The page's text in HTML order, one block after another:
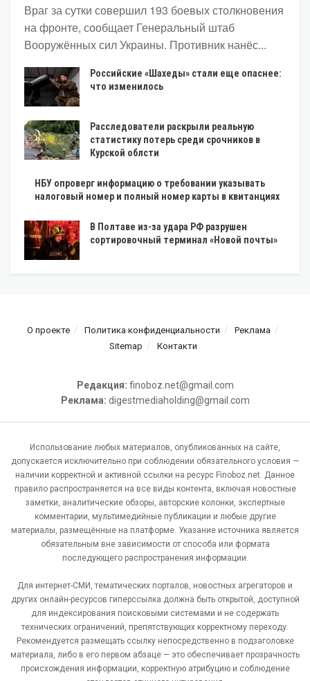
Враг за сутки совершил 193 боевых столкновения
на фронте, сообщает Генеральный штаб
Вооружённых сил Украины. Противник нанёс...
Российские «Шахеды» стали еще опаснее:
что изменилось
Расследователи раскрыли реальную
статистику потерь среди срочников в
Курской облсти
НБУ опроверг информацию о требовании указывать
налоговый номер и полный номер карты в квитанциях
В Полтаве из-за удара РФ разрушен
сортировочный терминал «Новой почты»
О проекте Политика конфиденциальности
Реклама
Sitemap
Контакти
Редакция: finoboz.net@gmail.com
Реклама: digestmediaholding@gmail.com
Использование любых материалов, опубликованных на сайте,
допускается исключительно при соблюдении обязательного условия —
наличии корректной и активной ссылки на ресурс Finoboz.net. Данное
правило распространяется на все виды контента, включая новостные
заметки, аналитические обзоры, авторские колонки, экспертные
комментарии, мультимедийные публикации и любые другие
материалы, размещённые на платформе. Указание источника является
обязательным вне зависимости от способа или формата
последующего распространения информации.
Для интернет-СМИ, тематических порталов, новостных агрегаторов и
других онлайн-ресурсов гиперссылка должна быть открытой, доступной
для индексирования поисковыми системами и не содержать
технических ограничений, препятствующих корректному переходу.
Рекомендуется размещать ссылку непосредственно в подзаголовке
материала, либо в его первом абзаце — это обеспечивает прозрачность
происхождения информации, корректную атрибуцию и соблюдение